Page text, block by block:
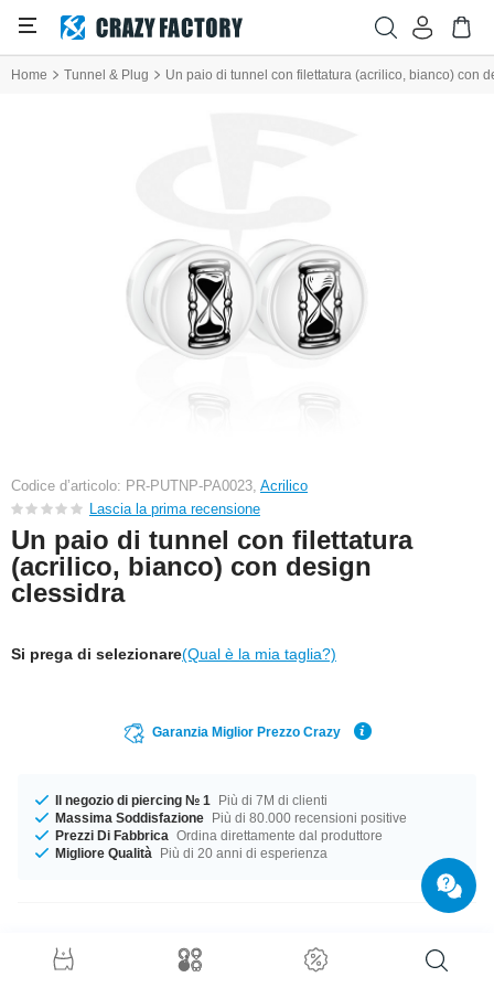
Home Tunnel & Plug Un paio di tunnel con filettatura (acrilico, bianco) con
Codice d’articolo: PR-PUTNP-PA0023, Acrilico
Lascia la prima recensione
Un paio di tunnel con filettatura
(acrilico, bianco) con design
clessidra
Si prega di selezionare(Qual è la mia taglia?)
Garanzia Miglior Prezzo Crazy
Il negozio di piercing № 1
Più di 7M di clienti
Massima Soddisfazione Più di 80.000 recensioni positive
Prezzi Di Fabbrica Ordina direttamente dal produttore
Migliore Qualità
Più di 20 anni di esperienza
Dettagli prodotto